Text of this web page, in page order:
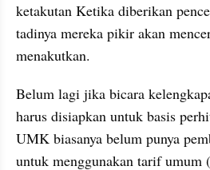
ketakutan Ketika diberikan
tadinya mereka pikir akan
menakutkan.
Belum lagi jika bicara
harus disiapkan untuk basis
UMK biasanya belum punya
untuk menggunakan tarif umum